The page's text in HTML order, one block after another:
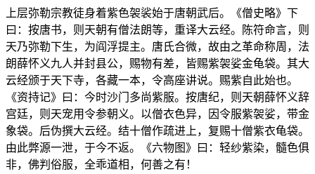
上层弥勒宗教徒身着紫色袈裟始于唐朝武后。《僧史略》下
曰：按唐书，则天朝有僧法朗等，重译大云经。陈符命言，则
天乃弥勒下生，为阎浮提主。唐氏合微，故由之革命称周，法
朗薛怀义九人并封县公，赐物有差，皆赐紫袈娑金龟袋。其大
云经颁于天下寺，各藏一本，令高座讲说。赐紫自此始也。
《资持记》曰：今时沙门多尚紫服。按唐纪，则天朝薛怀义辞
宫廷，则天宠用令参朝义。以僧衣色异，因令服紫袈娑，带金
象袋。后伪撰大云经。结十僧作疏进上，复赐十僧紫衣龟袋。
由此弊源一泄，于今不返。《六物图》曰：轻纱紫染，髓色俱
非，佛判俗服，全乖道相，何善之有！